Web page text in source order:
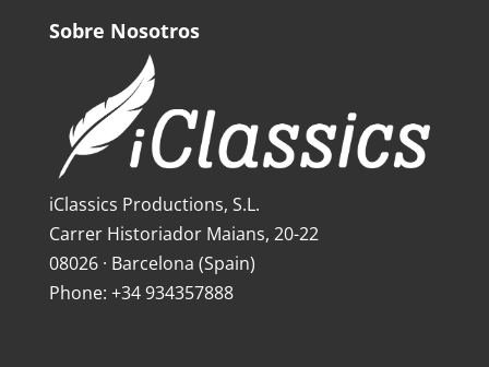
Sobre Nosotros
iClassics Productions, S.L.
Carrer Historiador Maians, 20-22
08026 · Barcelona (Spain)
Phone: +34 934357888